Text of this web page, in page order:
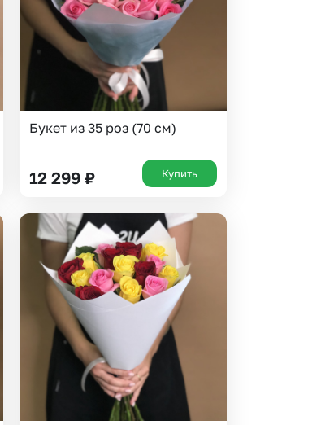
Букет из 35 роз (70 см)
12 299 ₽ Купить